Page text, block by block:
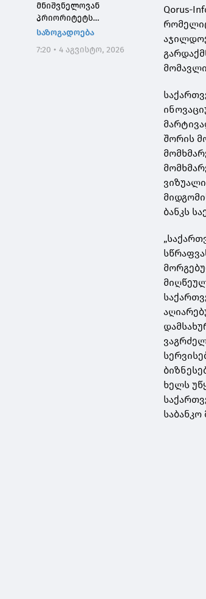
მნიშვნელოვან
პრიორიტეტს
საქართველოს ტყეების,
დეგრადირებული
საზოგადოება
7:20 • 4 აგვისტო, 2026
Qorus-
შორის
ბანკს
ხელს